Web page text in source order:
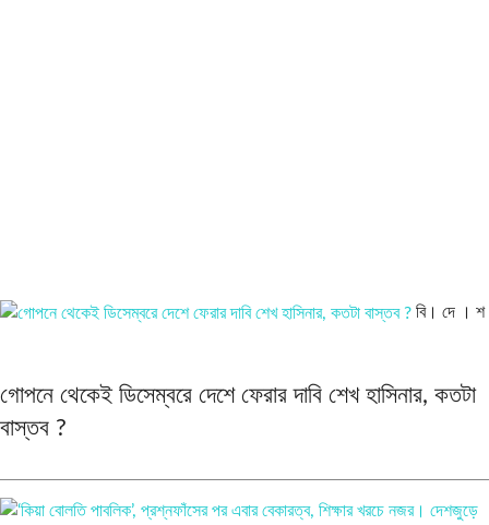
বি। দে । শ
গোপনে থেকেই ডিসেম্বরে দেশে ফেরার দাবি শেখ হাসিনার, কতটা
বাস্তব ?